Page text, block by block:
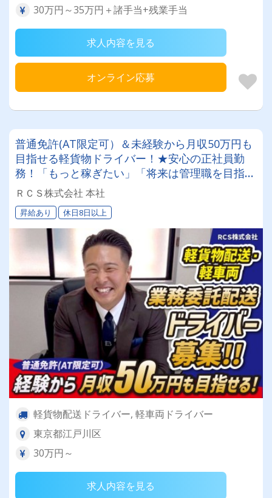
30万円～35万円＋諸手当+残業手当
求人内容を見る
オンライン応募
普通免許(AT限定可）＆未経験から月収50万円も
目指せる軽貨物ドライバー！★安心の正社員勤
務！「もっと稼ぎたい」「将来は管理職を目指し
たい」そんなあなたの挑戦をRCS株式会社は全力
でバックアップします◎女性ドライバーも活躍中
です✨
ＲＣＳ株式会社 本社
昇給あり 休日8日以上
軽貨物配送ドライバー, 軽車両ドライバー
東京都江戸川区
30万円～
求人内容を見る